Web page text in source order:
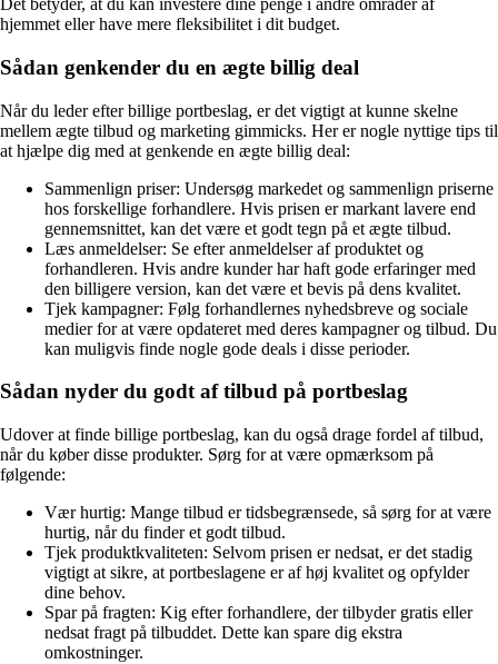
Det betyder, at du kan investere dine penge i andre områder af
hjemmet eller have mere fleksibilitet i dit budget.
Sådan genkender du en ægte billig deal
Når du leder efter billige portbeslag, er det vigtigt at kunne skelne
mellem ægte tilbud og marketing gimmicks. Her er nogle nyttige tips til
at hjælpe dig med at genkende en ægte billig deal:
Sammenlign priser: Undersøg markedet og sammenlign priserne
hos forskellige forhandlere. Hvis prisen er markant lavere end
gennemsnittet, kan det være et godt tegn på et ægte tilbud.
Læs anmeldelser: Se efter anmeldelser af produktet og
forhandleren. Hvis andre kunder har haft gode erfaringer med
den billigere version, kan det være et bevis på dens kvalitet.
Tjek kampagner: Følg forhandlernes nyhedsbreve og sociale
medier for at være opdateret med deres kampagner og tilbud. Du
kan muligvis finde nogle gode deals i disse perioder.
Sådan nyder du godt af tilbud på portbeslag
Udover at finde billige portbeslag, kan du også drage fordel af tilbud,
når du køber disse produkter. Sørg for at være opmærksom på
følgende:
Vær hurtig: Mange tilbud er tidsbegrænsede, så sørg for at være
hurtig, når du finder et godt tilbud.
Tjek produktkvaliteten: Selvom prisen er nedsat, er det stadig
vigtigt at sikre, at portbeslagene er af høj kvalitet og opfylder
dine behov.
Spar på fragten: Kig efter forhandlere, der tilbyder gratis eller
nedsat fragt på tilbuddet. Dette kan spare dig ekstra
omkostninger.